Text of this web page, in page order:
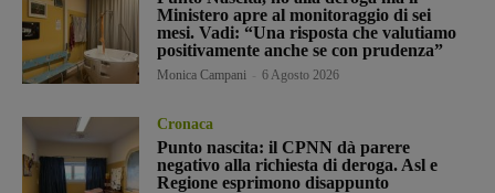
Ministero apre al monitoraggio di sei
mesi. Vadi: “Una risposta che valutiamo
positivamente anche se con prudenza”
Monica Campani 6 Agosto 2026
Cronaca
Punto nascita: il CPNN dà parere
negativo alla richiesta di deroga. Asl e
Regione esprimono disappunto